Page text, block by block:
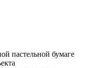
пастельной бумаге